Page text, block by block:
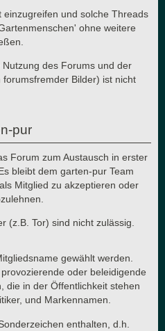
und solche Threads
ohne weitere
des Forums und der
Bilder) ist nicht
pur
Forum zum Austausch in erster
bleibt dem garten-pur Team
Mitglied zu akzeptieren oder
(z.B. Tor) sind nicht zulässig.
gewählt werden.
oder beleidigende
die in der Öffentlichkeit stehen
und Markennamen.
enthalten, d.h.